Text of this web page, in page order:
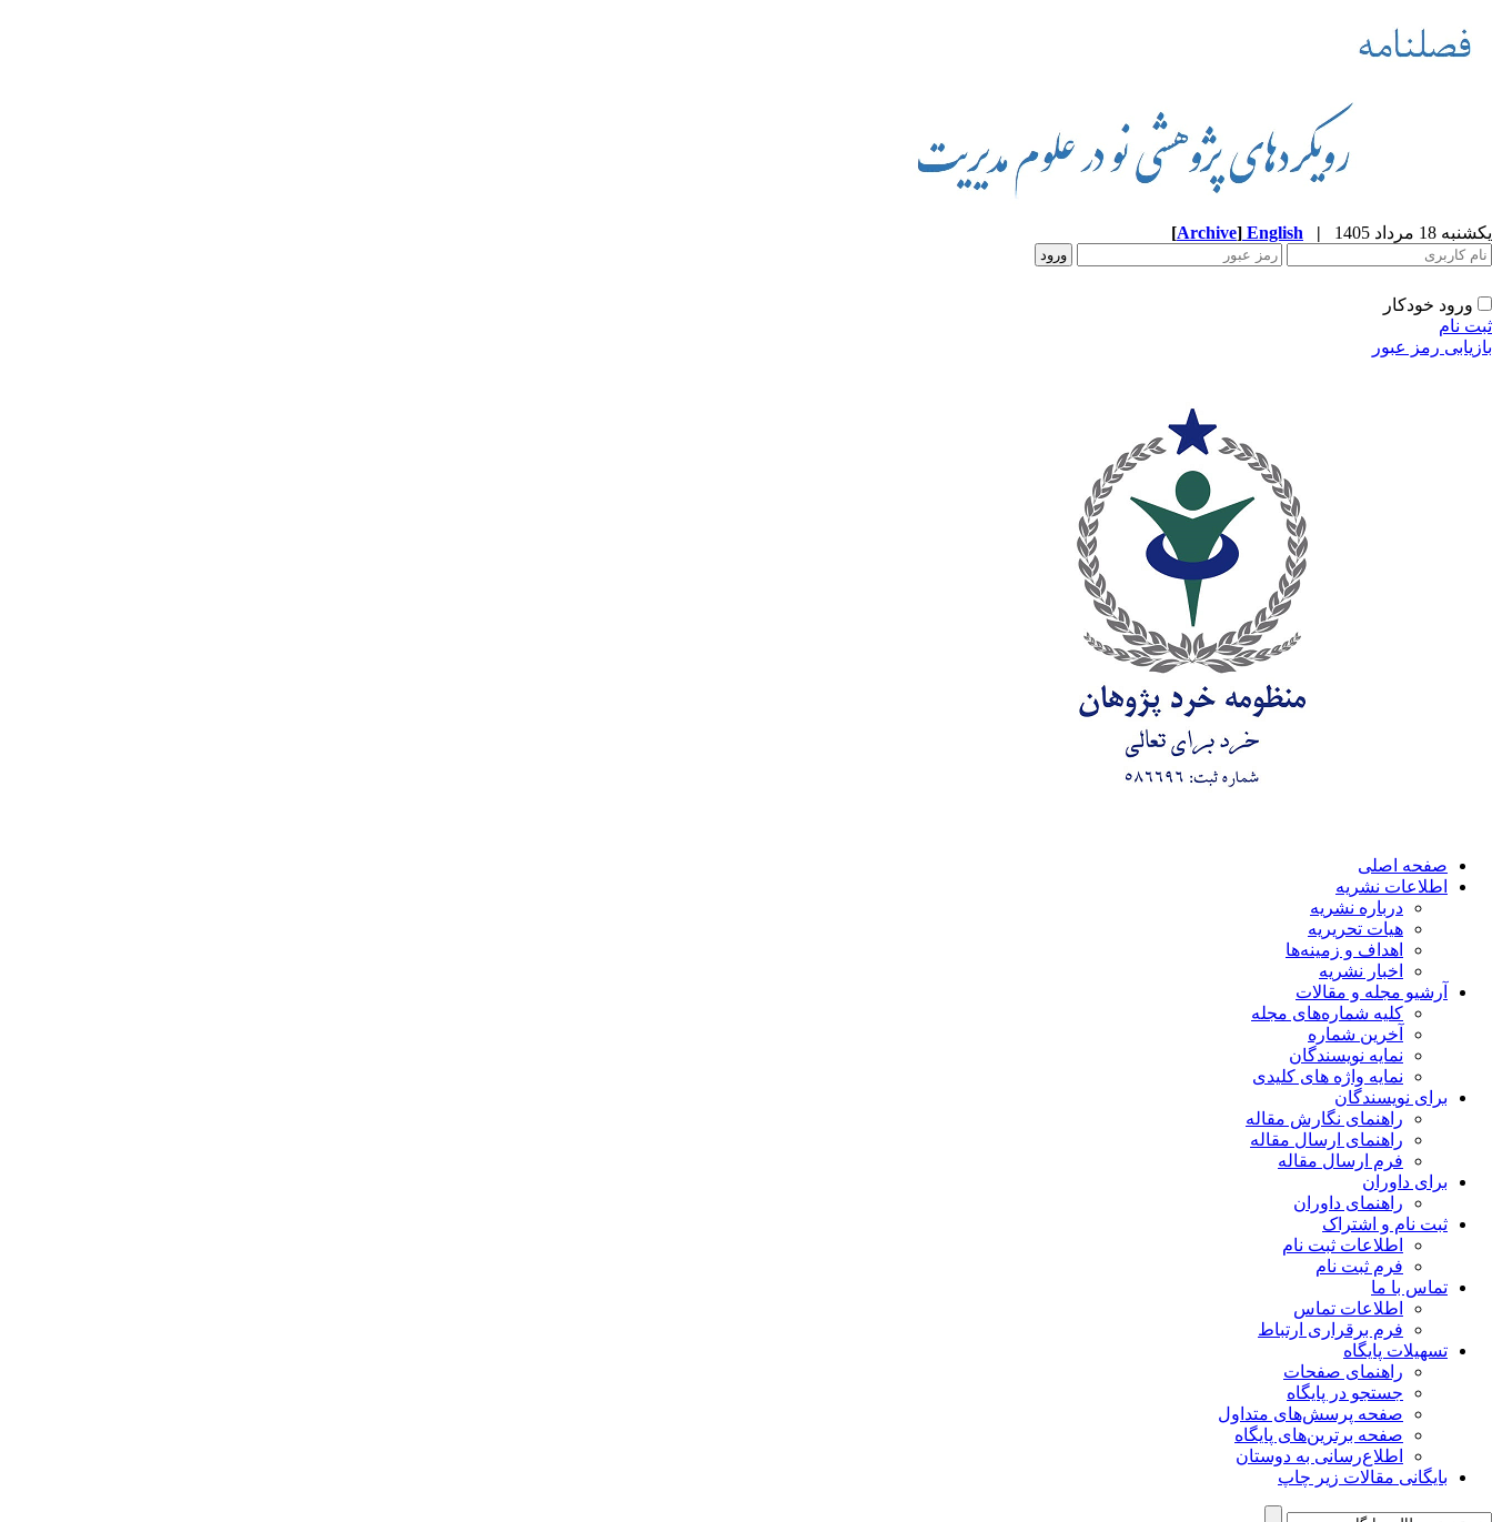
یکشنبه 18 مرداد 1405 |
English
[Archive]
ورود خودکار
ثبت نام
بازیابی رمز عبور
صفحه اصلی
اطلاعات نشریه
درباره نشریه
هیات تحریریه
اهداف و زمینه‌ها
اخبار نشریه
آرشیو مجله و مقالات
کلیه شماره‌های مجله
آخرین شماره
نمایه نویسندگان
نمایه واژه های کلیدی
برای نویسندگان
راهنمای نگارش مقاله
راهنمای ارسال مقاله
فرم ارسال مقاله
برای داوران
راهنمای داوران
ثبت نام و اشتراک
اطلاعات ثبت نام
فرم ثبت نام
تماس با ما
اطلاعات تماس
فرم برقراری ارتباط
تسهیلات پایگاه
راهنمای صفحات
جستجو در پایگاه
صفحه پرسش‌های متداول
صفحه برترین‌های پایگاه
اطلاع‌رسانی به دوستان
بایگانی مقالات زیر چاپ